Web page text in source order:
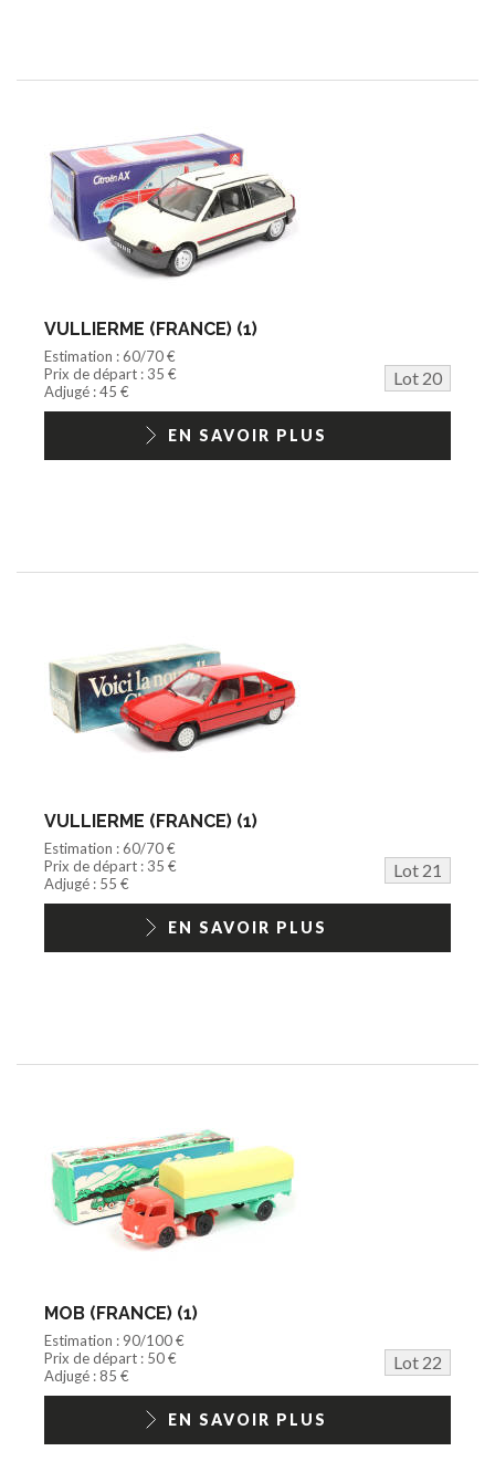
VULLIERME (FRANCE) (1)
Estimation : 60/70 €
Prix de départ : 35 €
Lot 20
Adjugé : 45 €
EN SAVOIR PLUS
VULLIERME (FRANCE) (1)
Estimation : 60/70 €
Prix de départ : 35 €
Lot 21
Adjugé : 55 €
EN SAVOIR PLUS
MOB (FRANCE) (1)
Estimation : 90/100 €
Prix de départ : 50 €
Lot 22
Adjugé : 85 €
EN SAVOIR PLUS